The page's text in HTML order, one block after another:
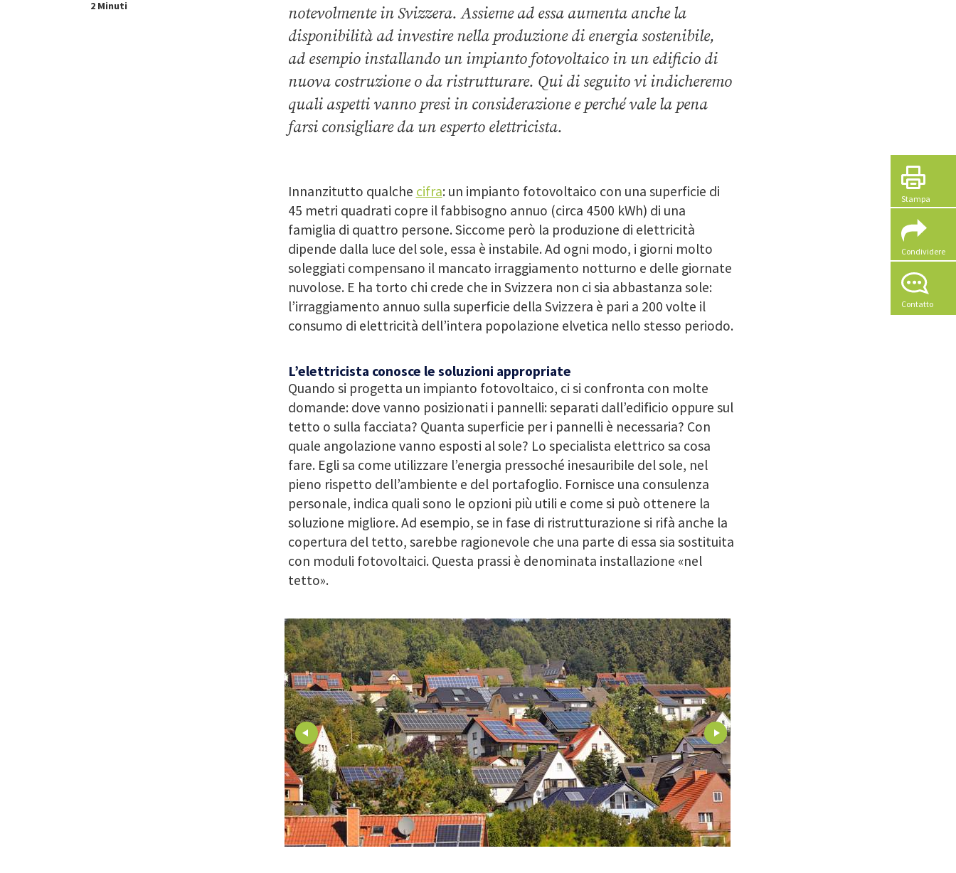
Stampa
Condividere
Contatto
2 Minuti
notevolmente in Svizzera. Assieme ad essa aumenta anche la
disponibilità ad investire nella produzione di energia sostenibile,
ad esempio installando un impianto fotovoltaico in un edificio di
nuova costruzione o da ristrutturare. Qui di seguito vi indicheremo
quali aspetti vanno presi in considerazione e perché vale la pena
farsi consigliare da un esperto elettricista.
Innanzitutto qualche cifra: un impianto fotovoltaico con una superficie di
45 metri quadrati copre il fabbisogno annuo (circa 4500 kWh) di una
famiglia di quattro persone. Siccome però la produzione di elettricità
dipende dalla luce del sole, essa è instabile. Ad ogni modo, i giorni molto
soleggiati compensano il mancato irraggiamento notturno e delle giornate
nuvolose. E ha torto chi crede che in Svizzera non ci sia abbastanza sole:
l’irraggiamento annuo sulla superficie della Svizzera è pari a 200 volte il
consumo di elettricità dell’intera popolazione elvetica nello stesso periodo.
L’elettricista conosce le soluzioni appropriate
Quando si progetta un impianto fotovoltaico, ci si confronta con molte
domande: dove vanno posizionati i pannelli: separati dall’edificio oppure sul
tetto o sulla facciata? Quanta superficie per i pannelli è necessaria? Con
quale angolazione vanno esposti al sole? Lo specialista elettrico sa cosa
fare. Egli sa come utilizzare l’energia pressoché inesauribile del sole, nel
pieno rispetto dell’ambiente e del portafoglio. Fornisce una consulenza
personale, indica quali sono le opzioni più utili e come si può ottenere la
soluzione migliore. Ad esempio, se in fase di ristrutturazione si rifà anche la
copertura del tetto, sarebbe ragionevole che una parte di essa sia sostituita
con moduli fotovoltaici. Questa prassi è denominata installazione «nel
tetto».